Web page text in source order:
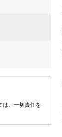
は、一切責任を